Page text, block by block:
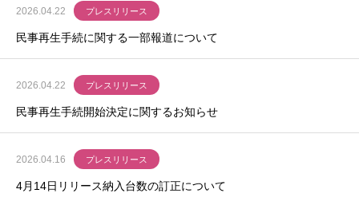
2026.04.22 プレスリリース
民事再生手続に関する一部報道について
2026.04.22 プレスリリース
民事再生手続開始決定に関するお知らせ
2026.04.16 プレスリリース
4月14日リリース納入台数の訂正について